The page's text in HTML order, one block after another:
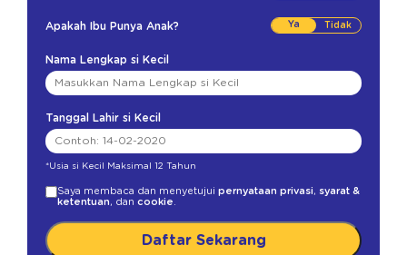
Apakah Ibu Punya Anak? Ya
Nama Lengkap si Kecil
Tanggal Lahir si Kecil
*Usia si Kecil Maksimal 12 Tahun
Saya membaca dan menyetujui pernyataan privasi, syarat &
ketentuan, dan cookie.
Daftar Sekarang